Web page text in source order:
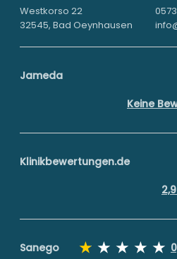
Westkorso 22
32545, Bad Oeynhausen
Jameda
Keine
Klinikbewertungen.de
Sanego